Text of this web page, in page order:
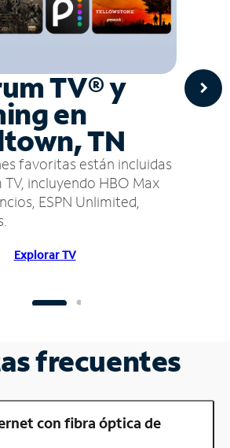
TV® y
en
TN
favoritas están incluidas
incluyendo HBO Max
ESPN Unlimited,
Explorar TV
frecuentes
con fibra óptica de